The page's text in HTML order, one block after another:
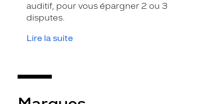
auditif, pour vous épargner 2 ou 3
disputes.
Lire la suite